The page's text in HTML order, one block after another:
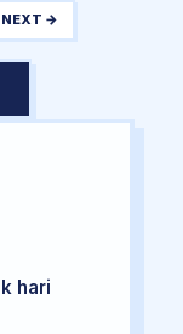
NEXT →
hari